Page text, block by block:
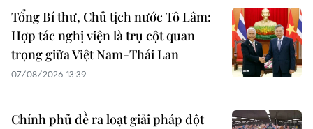
Tổng Bí thư, Chủ tịch nước Tô Lâm:
Hợp tác nghị viện là trụ cột quan
trọng giữa Việt Nam-Thái Lan
07/08/2026 13:39
Chính phủ đề ra loạt giải pháp đột